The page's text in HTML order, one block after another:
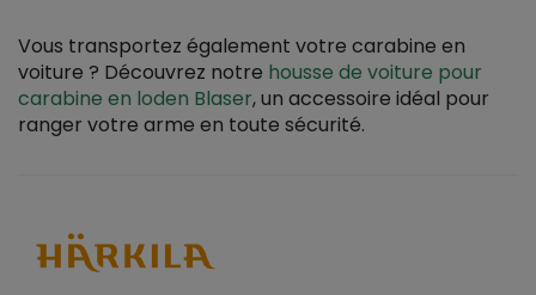
Vous transportez également votre carabine en
voiture ? Découvrez notre housse de voiture pour
carabine en loden Blaser, un accessoire idéal pour
ranger votre arme en toute sécurité.